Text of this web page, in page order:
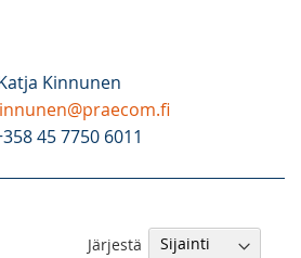
Kinnunen
45 7750 6011
Järjestä